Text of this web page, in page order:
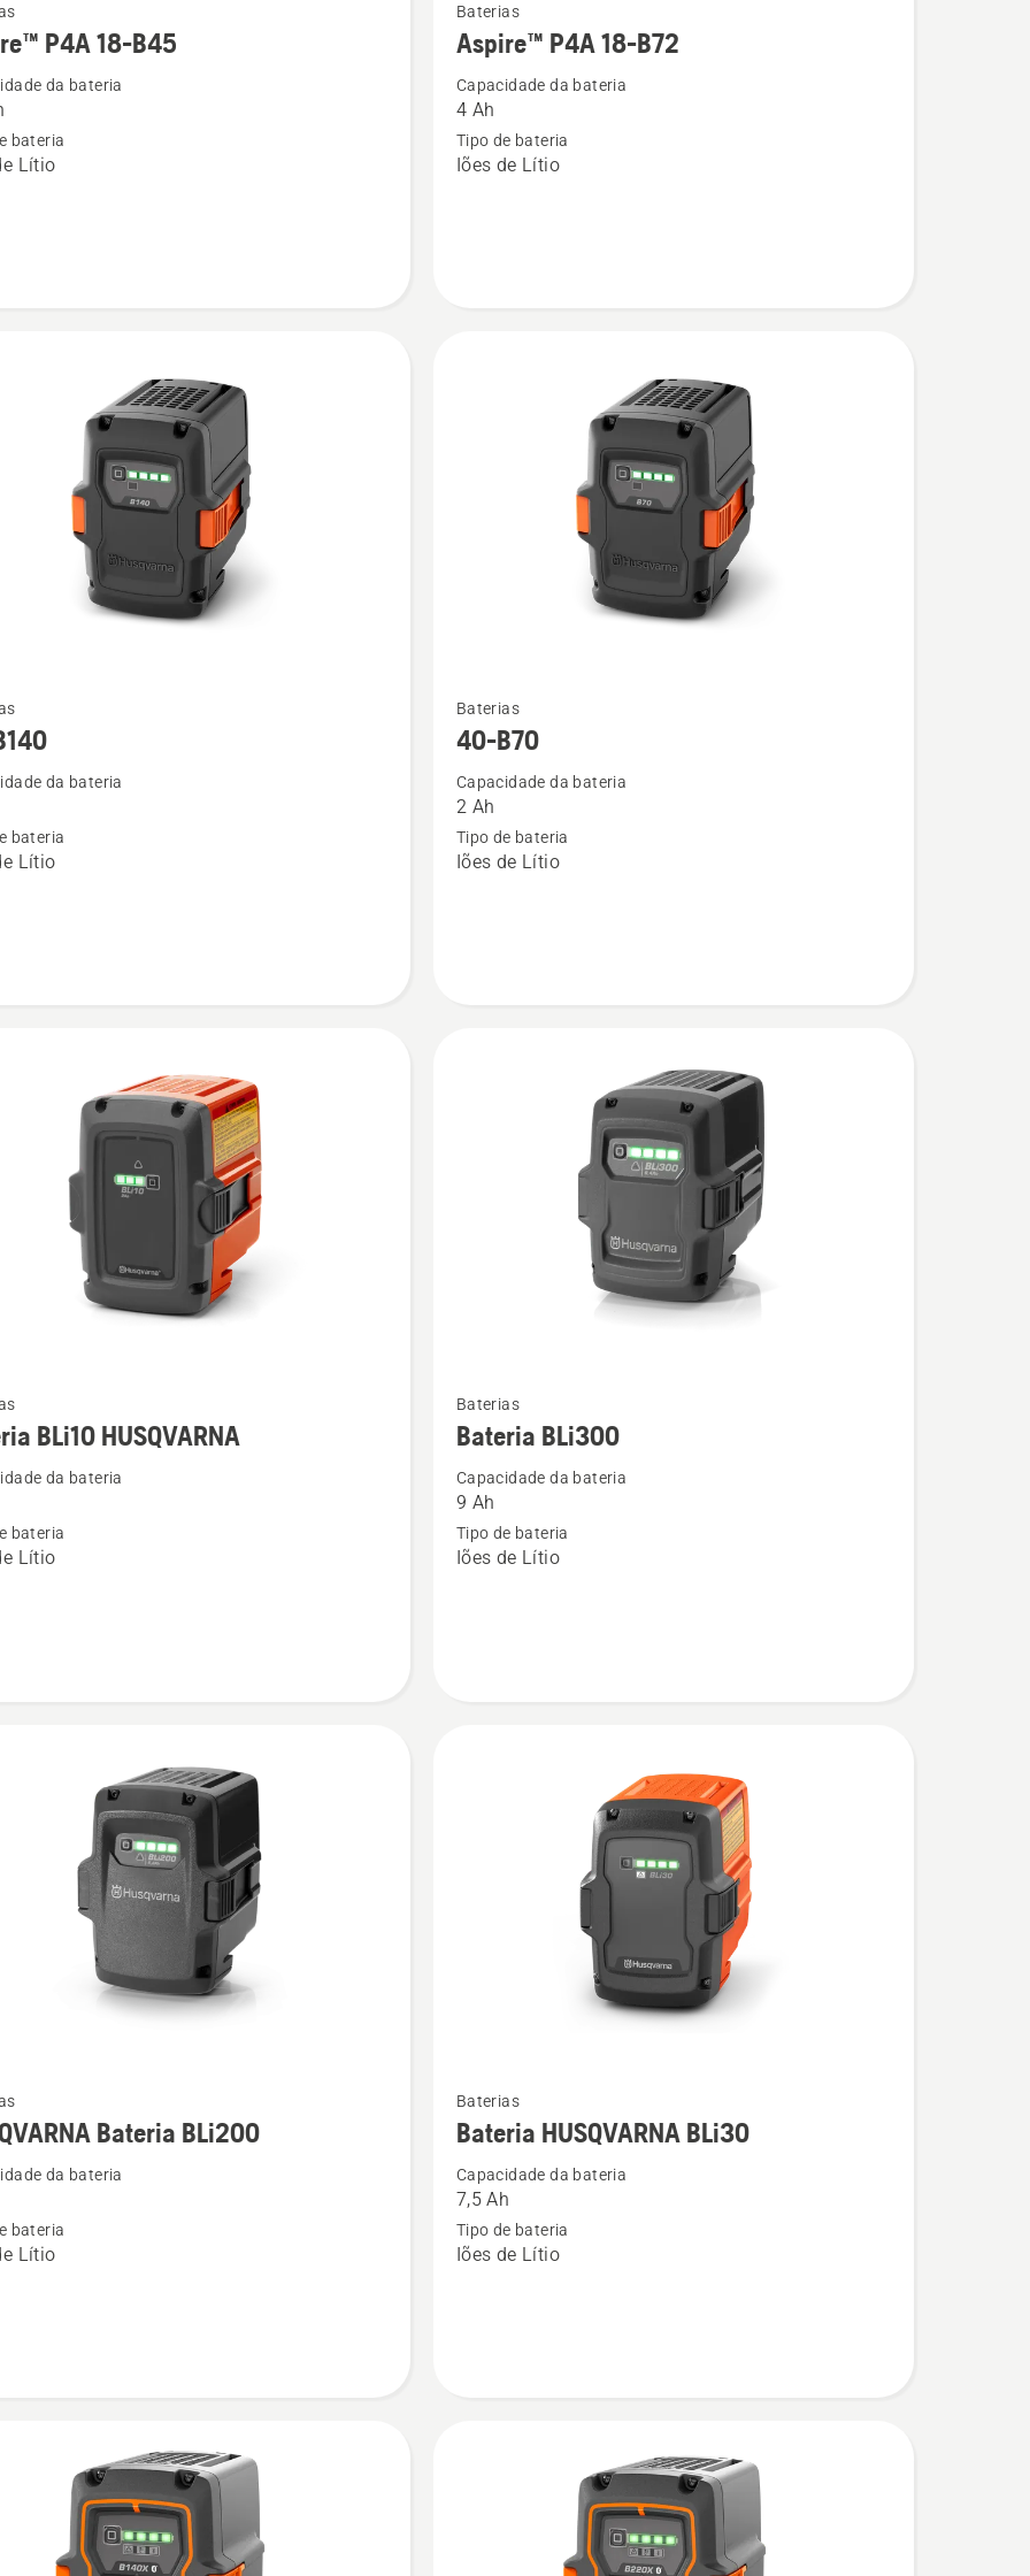
P4A 18-B45
da bateria
bateria
Lítio
mais
detalhes
sobre
P4A
Baterias
Aspire™ P4A 18-B72
Capacidade da bateria
4 Ah
Tipo de bateria
Iões de Lítio
da bateria
bateria
Lítio
mais
detalhes
sobre
B70
Baterias
40-B70
Capacidade da bateria
2 Ah
Tipo de bateria
Iões de Lítio
BLi10 HUSQVARNA
da bateria
bateria
Lítio
mais
detalhes
sobre
BLi300
Baterias
Bateria BLi300
Capacidade da bateria
9 Ah
Tipo de bateria
Iões de Lítio
Bateria BLi200
da bateria
bateria
Lítio
mais
detalhes
sobre
Bateria
HUSQVARNA
Baterias
Bateria HUSQVARNA BLi30
Capacidade da bateria
7,5 Ah
Tipo de bateria
Iões de Lítio